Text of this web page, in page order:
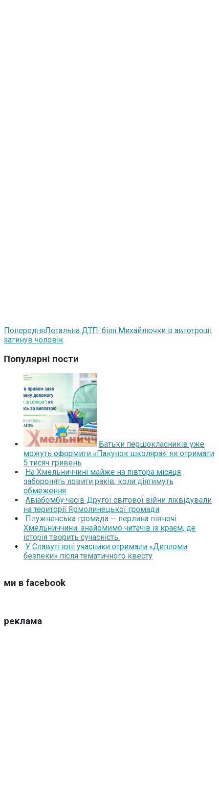
ПопередняЛетальна ДТП: біля Михайлючки в автотрощі
загинув чоловік
Популярні пости
Батьки першокласників уже
можуть оформити «Пакунок школяра»: як отримати
5 тисяч гривень
На Хмельниччині майже на півтора місяця
заборонять ловити раків: коли діятимуть
обмеження
Авіабомбу часів Другої світової війни ліквідували
на території Ярмолинецької громади
Плужненська громада — перлина півночі
Хмельниччини: знайомимо читачів із краєм, де
історія творить сучасність
У Славуті юні учасники отримали «Дипломи
безпеки» після тематичного квесту
ми в facebook
реклама